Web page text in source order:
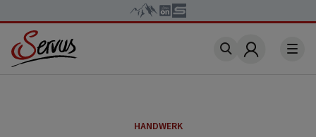
Account
HANDWERK